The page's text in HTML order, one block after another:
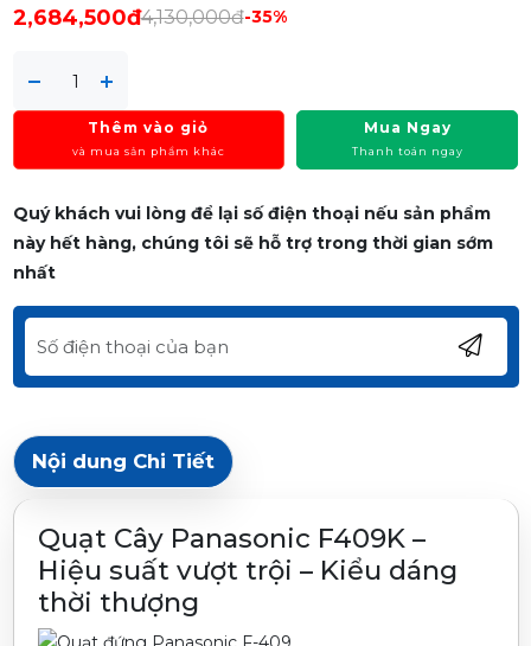
2,684,500đ4,130,000đ-35%
Thêm vào giỏ
và mua sản phẩm khác
Mua Ngay
Thanh toán ngay
Quý khách vui lòng để lại số điện thoại nếu sản phẩm
này hết hàng, chúng tôi sẽ hỗ trợ trong thời gian sớm
nhất
Nội dung Chi Tiết
Quạt Cây Panasonic F409K –
Hiệu suất vượt trội – Kiểu dáng
thời thượng